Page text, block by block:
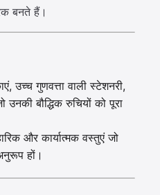
बनते हैं।
उच्च गुणवत्ता वाली स्टेशनरी,
बौद्धिक रुचियों को पूरा
और कार्यात्मक वस्तुएं जो
हों।